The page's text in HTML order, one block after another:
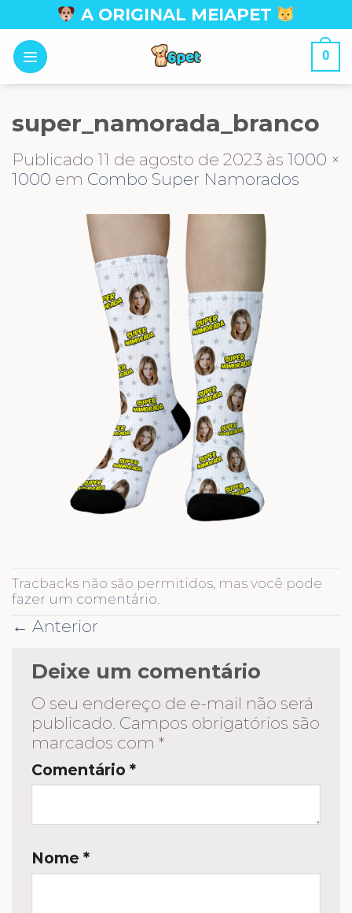
to
content
A ORIGINAL MEIAPET
0
super_namorada_branco
Publicado 11 de agosto de 2023 às 1000 ×
1000 em Combo Super Namorados
Tracbacks não são permitidos, mas você pode
fazer um comentário.
← Anterior
Deixe um comentário
O seu endereço de e-mail não será
publicado. Campos obrigatórios são
marcados com *
Comentário *
Nome *